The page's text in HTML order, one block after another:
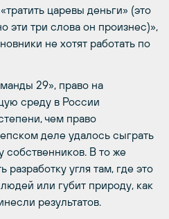
царевы деньги» (это
эти три слова он произнес)»,
не хотят работать по
29», право на
среду в России
чем право
деле удалось сыграть
собственников. В то же
разработку угля там, где это
или губит природу, как
результатов.